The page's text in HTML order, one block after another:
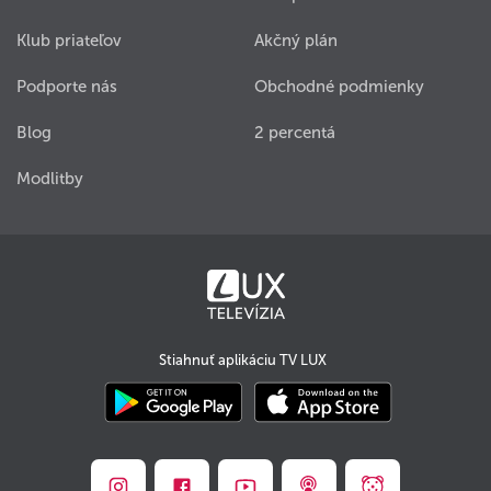
Klub priateľov
Podporte nás
Blog
Modlitby
Akčný plán
Obchodné podmienky
2 percentá
Stiahnuť aplikáciu TV LUX